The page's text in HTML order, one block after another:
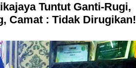
Tuntut Ganti-Rugi,
Camat : Tidak Dirugikan!